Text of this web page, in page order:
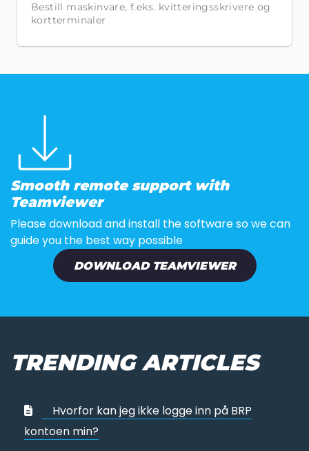
Bestill maskinvare, f.eks. kvitteringsskrivere og
kortterminaler
Smooth remote support with
Teamviewer
Please download and install the software so we can
guide you the best way possible
DOWNLOAD TEAMVIEWER
TRENDING ARTICLES
Hvorfor kan jeg ikke logge inn på BRP
kontoen min?